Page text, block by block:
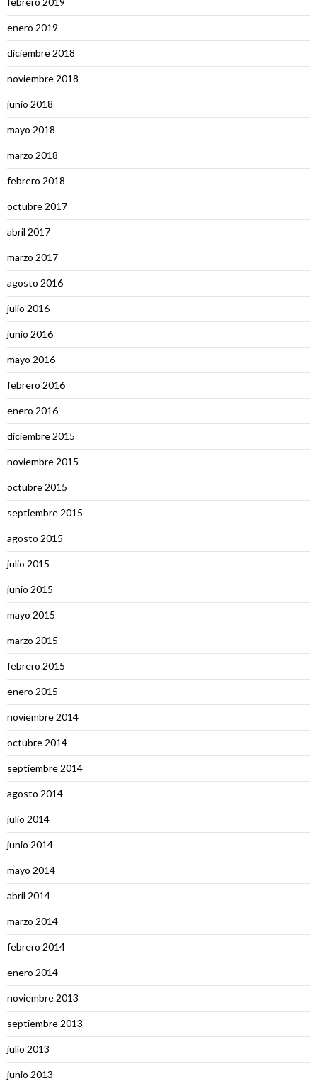
enero 2019
diciembre 2018
noviembre 2018
junio 2018
mayo 2018
marzo 2018
febrero 2018
octubre 2017
abril 2017
marzo 2017
agosto 2016
julio 2016
junio 2016
mayo 2016
febrero 2016
enero 2016
diciembre 2015
noviembre 2015
octubre 2015
septiembre 2015
agosto 2015
julio 2015
junio 2015
mayo 2015
marzo 2015
febrero 2015
enero 2015
noviembre 2014
octubre 2014
septiembre 2014
agosto 2014
julio 2014
junio 2014
mayo 2014
abril 2014
marzo 2014
febrero 2014
enero 2014
noviembre 2013
septiembre 2013
julio 2013
junio 2013